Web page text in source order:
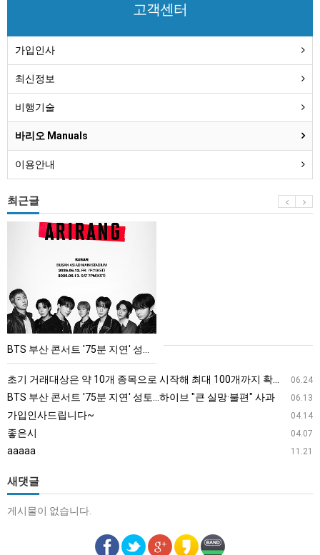
고객센터
가입인사
최신정보
비행기술
바리오 Manuals
이용안내
최근글
서
트
'75
분
브
"큰
실
BTS 부산 콘서트 '75분 지연' 성토…하이브 "큰 실망·불편" 사과
06.24
초기 거래대상은 약 10개 종목으로 시작해 최대 100개까지 확대할 방침이다. 구체적인 거래 대상 ETF는 아직 확정되지 않았지만, 시장 대표성이나 거래량을 고려해 선정할 계획이다.
06.13
BTS 부산 콘서트 '75분 지연' 성토…하이브 "큰 실망·불편" 사과
04.14
가입인사드립니다~
04.07
좋은시
11.21
aaaaa
새댓글
게시물이 없습니다.